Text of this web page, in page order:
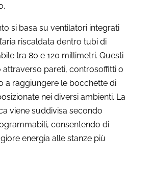
si basa su ventilatori integrati
riscaldata dentro tubi di
tra 80 e 120 millimetri. Questi
pareti, controsoffitti o
a raggiungere le bocchette di
nei diversi ambienti. La
viene suddivisa secondo
consentendo di
energia alle stanze più